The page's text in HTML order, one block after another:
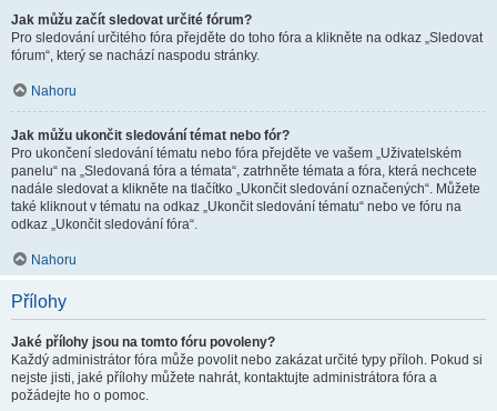
Jak můžu začít sledovat určité fórum?
Pro sledování určitého fóra přejděte do toho fóra a klikněte na odkaz „Sledovat
fórum“, který se nachází naspodu stránky.
Nahoru
Jak můžu ukončit sledování témat nebo fór?
Pro ukončení sledování tématu nebo fóra přejděte ve vašem „Uživatelském
panelu“ na „Sledovaná fóra a témata“, zatrhněte témata a fóra, která nechcete
nadále sledovat a klikněte na tlačítko „Ukončit sledování označených“. Můžete
také kliknout v tématu na odkaz „Ukončit sledování tématu“ nebo ve fóru na
odkaz „Ukončit sledování fóra“.
Nahoru
Přílohy
Jaké přílohy jsou na tomto fóru povoleny?
Každý administrátor fóra může povolit nebo zakázat určité typy příloh. Pokud si
nejste jisti, jaké přílohy můžete nahrát, kontaktujte administrátora fóra a
požádejte ho o pomoc.